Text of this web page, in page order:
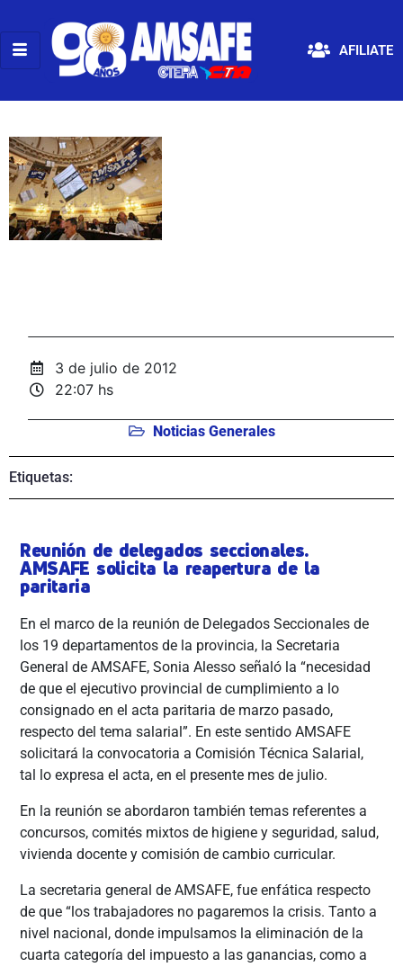
AFILIATE
3 de julio de 2012
22:07 hs
Noticias Generales
Etiquetas:
Reunión de delegados seccionales.
AMSAFE solicita la reapertura de la
paritaria
En el marco de la reunión de Delegados Seccionales de
los 19 departamentos de la provincia, la Secretaria
General de AMSAFE, Sonia Alesso señaló la “necesidad
de que el ejecutivo provincial de cumplimiento a lo
consignado en el acta paritaria de marzo pasado,
respecto del tema salarial”. En este sentido AMSAFE
solicitará la convocatoria a Comisión Técnica Salarial,
tal lo expresa el acta, en el presente mes de julio.
En la reunión se abordaron también temas referentes a
concursos, comités mixtos de higiene y seguridad, salud,
vivienda docente y comisión de cambio curricular.
La secretaria general de AMSAFE, fue enfática respecto
de que “los trabajadores no pagaremos la crisis. Tanto a
nivel nacional, donde impulsamos la eliminación de la
cuarta categoría del impuesto a las ganancias, como a